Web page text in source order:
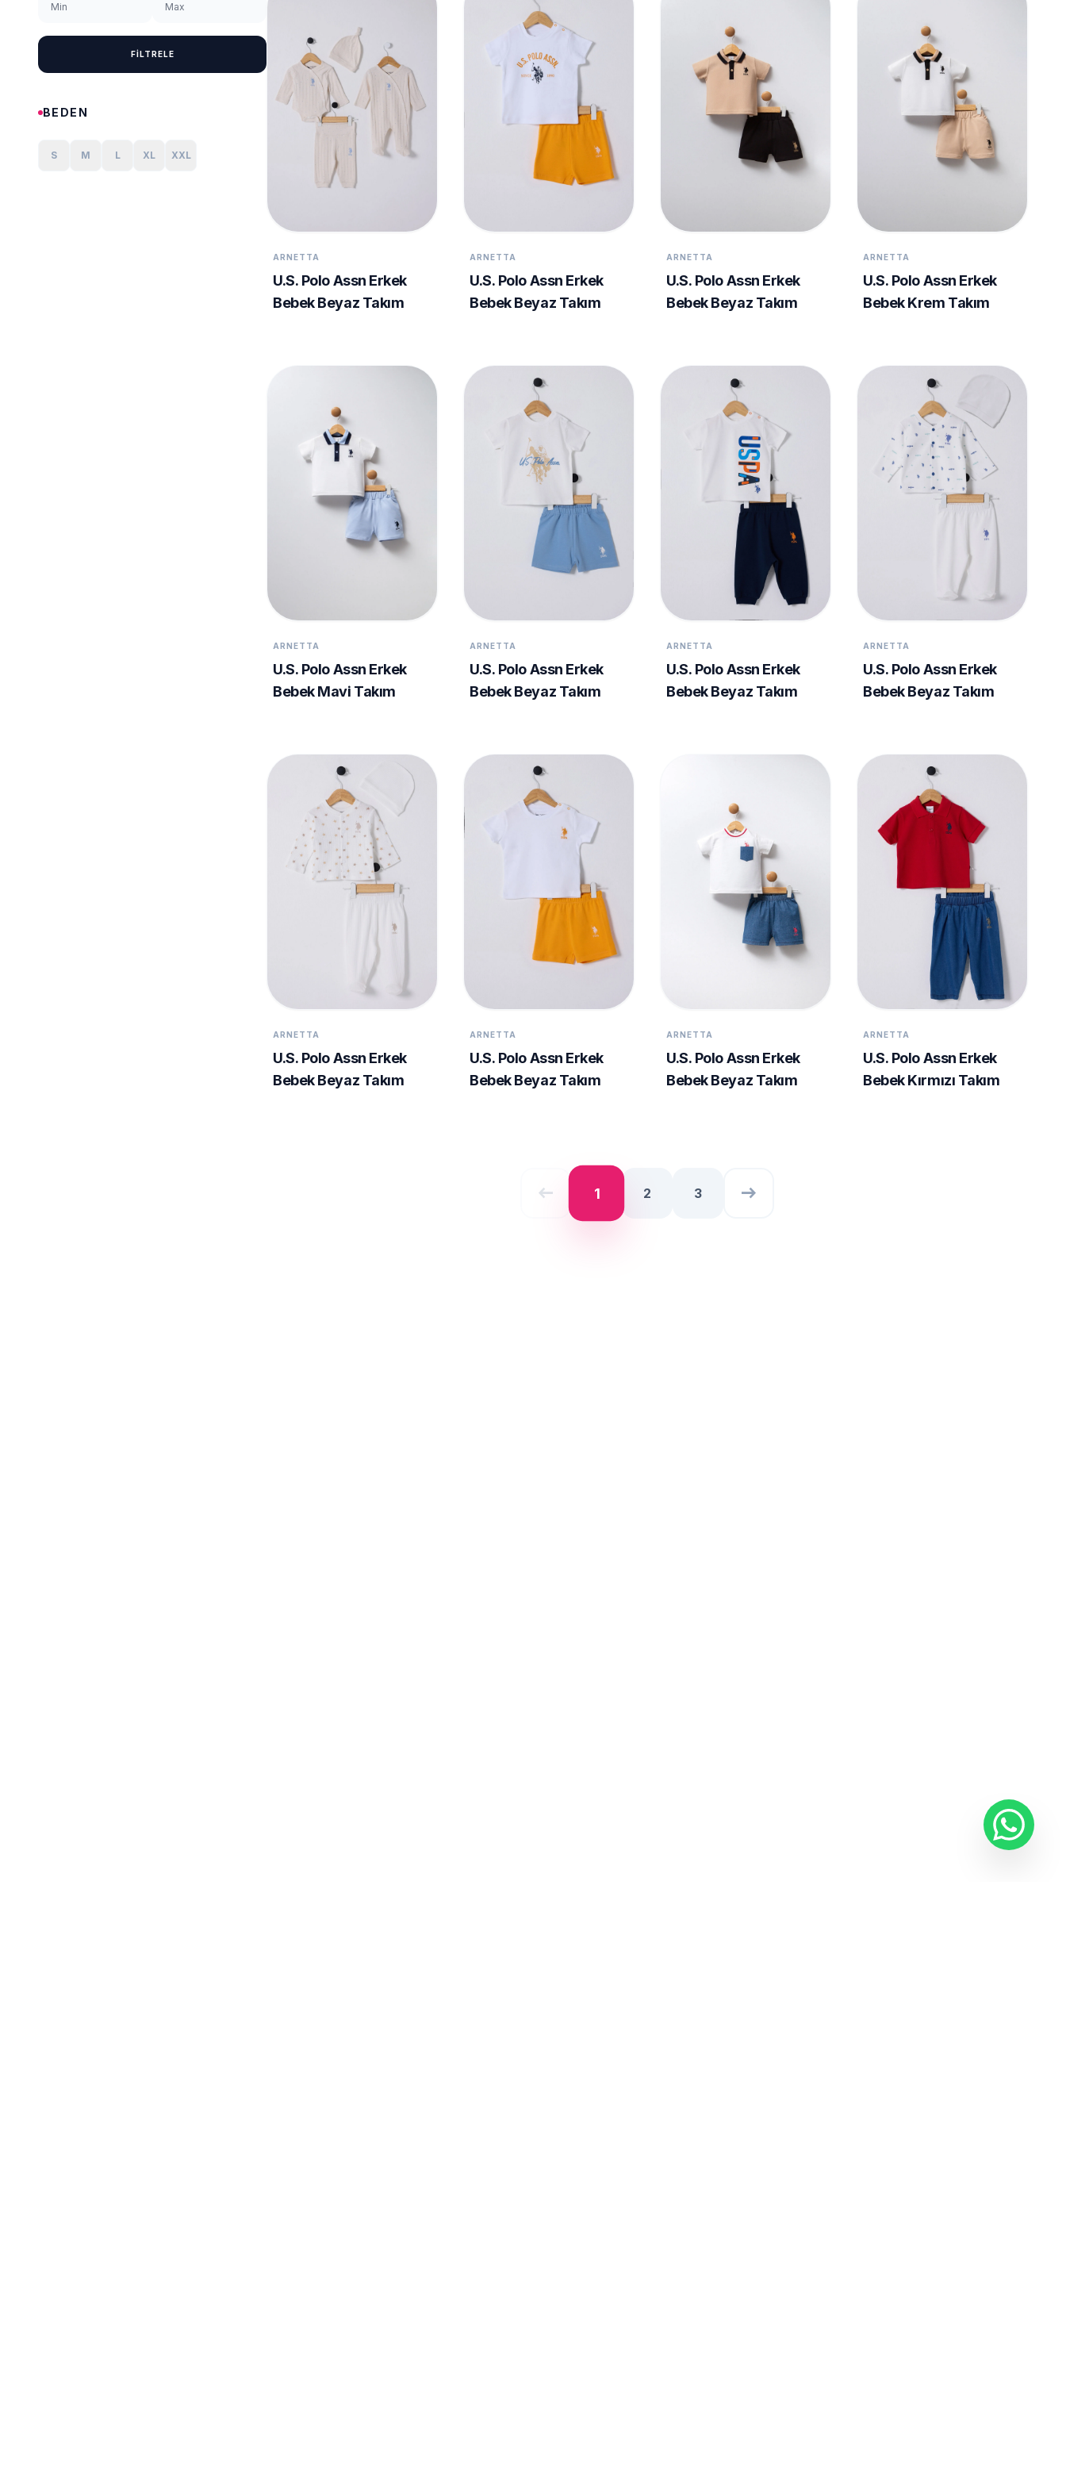
FİLTRELE
BEDEN
S M L XL XXL
ARNETTA
U.S. Polo Assn Erkek
Bebek Beyaz Takım
ARNETTA
U.S. Polo Assn Erkek
Bebek Beyaz Takım
ARNETTA
U.S. Polo Assn Erkek
Bebek Beyaz Takım
ARNETTA
U.S. Polo Assn Erkek
Bebek Krem Takım
ARNETTA
U.S. Polo Assn Erkek
Bebek Mavi Takım
ARNETTA
U.S. Polo Assn Erkek
Bebek Beyaz Takım
ARNETTA
U.S. Polo Assn Erkek
Bebek Beyaz Takım
ARNETTA
U.S. Polo Assn Erkek
Bebek Beyaz Takım
ARNETTA
U.S. Polo Assn Erkek
Bebek Beyaz Takım
ARNETTA
U.S. Polo Assn Erkek
Bebek Beyaz Takım
ARNETTA
U.S. Polo Assn Erkek
Bebek Beyaz Takım
ARNETTA
U.S. Polo Assn Erkek
Bebek Kırmızı Takım
west 1 2 3 east